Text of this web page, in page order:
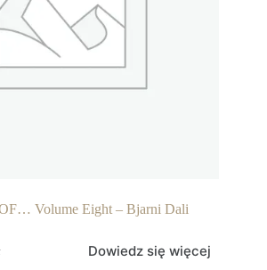
Volume Eight – Bjarni Dali
Dowiedz się więcej